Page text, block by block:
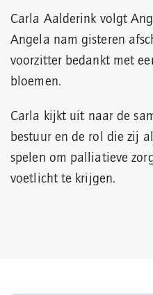
Carla Aalderink volgt
Angela nam gisteren
voorzitter bedankt met
bloemen.
Carla kijkt uit naar de
bestuur en de rol die zij
spelen om palliatieve
voetlicht te krijgen.